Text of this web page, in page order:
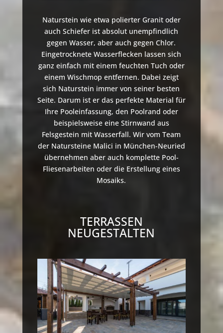
Naturstein wie etwa polierter Granit oder
auch Schiefer ist absolut unempfindlich
gegen Wasser, aber auch gegen Chlor.
Eingetrocknete Wasserflecken lassen sich
ganz einfach mit einem feuchten Tuch oder
einem Wischmop entfernen. Dabei zeigt
sich Naturstein immer von seiner besten
Seite. Darum ist er das perfekte Material für
Ihre Pooleinfassung, den Poolrand oder
beispielsweise eine Stirnwand aus
Felsgestein mit Wasserfall. Wir vom Team
der Natursteine Malici in München-Neuried
übernehmen aber auch komplette Pool-
Fliesenarbeiten oder die Erstellung eines
Mosaiks.
TERRASSEN
NEUGESTALTEN